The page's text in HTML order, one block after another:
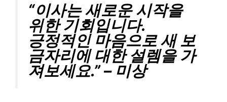
“이사는 새로운 시작을
위한 기회입니다.
긍정적인 마음으로 새 보
금자리에 대한 설렘을 가
져보세요.” – 미상